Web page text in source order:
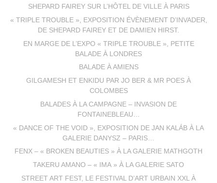
SHEPARD FAIREY SUR L’HÔTEL DE VILLE À PARIS
« TRIPLE TROUBLE », EXPOSITION ÉVÈNEMENT D’INVADER,
DE SHEPARD FAIREY ET DE DAMIEN HIRST.
EN MARGE DE L’EXPO « TRIPLE TROUBLE », PETITE
BALADE À LONDRES
BALADE À AMIENS
GILGAMESH ET ENKIDU PAR JO BER & MR POES À
COLOMBES
BALADES À LA CAMPAGNE – INVASION DE
FONTAINEBLEAU…
« DANCE OF THE VOID », EXPOSITION DE JAN KALÁB À LA
GALERIE DANYSZ – PARIS…
FENX – « BROKEN BEAUTIES » À LA GALERIE MATHGOTH
TAKERU AMANO – « IMA » À LA GALERIE SATO
STREET ART FEST, LE FESTIVAL D’ART URBAIN XXL À